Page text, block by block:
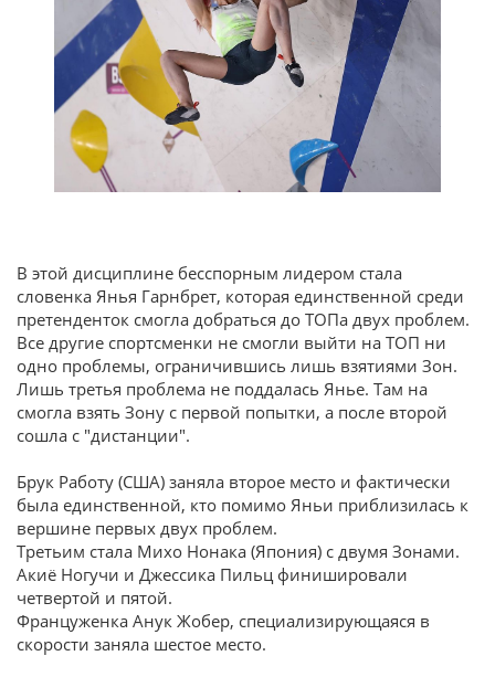
В этой дисциплине бесспорным лидером стала
словенка Янья Гарнбрет, которая единственной среди
претенденток смогла добраться до ТОПа двух проблем.
Все другие спортсменки не смогли выйти на ТОП ни
одно проблемы, ограничившись лишь взятиями Зон.
Лишь третья проблема не поддалась Янье. Там на
смогла взять Зону с первой попытки, а после второй
сошла с "дистанции".
Брук Работу (США) заняла второе место и фактически
была единственной, кто помимо Яньи приблизилась к
вершине первых двух проблем.
Третьим стала Михо Нонака (Япония) с двумя Зонами.
Акиё Ногучи и Джессика Пильц финишировали
четвертой и пятой.
Француженка Анук Жобер, специализирующаяся в
скорости заняла шестое место.